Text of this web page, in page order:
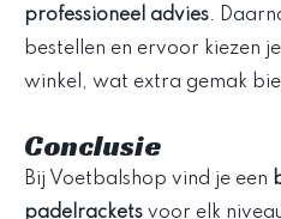
professioneel advies.
bestellen en ervoor kiezen
winkel, wat extra gemak
Conclusie
Bij Voetbalshop vind je een
padelrackets voor elk